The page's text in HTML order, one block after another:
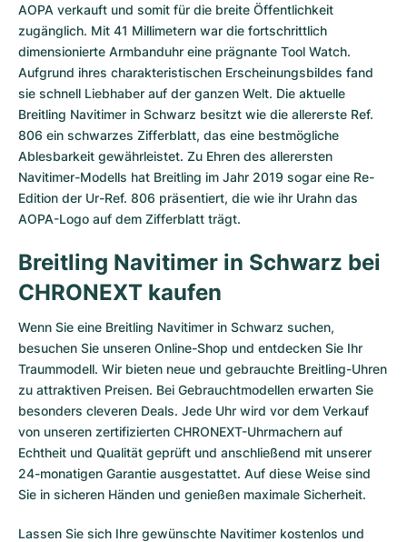
AOPA verkauft und somit für die breite Öffentlichkeit
zugänglich. Mit 41 Millimetern war die fortschrittlich
dimensionierte Armbanduhr eine prägnante Tool Watch.
Aufgrund ihres charakteristischen Erscheinungsbildes fand
sie schnell Liebhaber auf der ganzen Welt. Die aktuelle
Breitling Navitimer in Schwarz besitzt wie die allererste Ref.
806 ein schwarzes Zifferblatt, das eine bestmögliche
Ablesbarkeit gewährleistet. Zu Ehren des allerersten
Navitimer-Modells hat Breitling im Jahr 2019 sogar eine Re-
Edition der Ur-Ref. 806 präsentiert, die wie ihr Urahn das
AOPA-Logo auf dem Zifferblatt trägt.
Breitling Navitimer in Schwarz bei
CHRONEXT kaufen
Wenn Sie eine Breitling Navitimer in Schwarz suchen,
besuchen Sie unseren Online-Shop und entdecken Sie Ihr
Traummodell. Wir bieten neue und gebrauchte Breitling-Uhren
zu attraktiven Preisen. Bei Gebrauchtmodellen erwarten Sie
besonders cleveren Deals. Jede Uhr wird vor dem Verkauf
von unseren zertifizierten CHRONEXT-Uhrmachern auf
Echtheit und Qualität geprüft und anschließend mit unserer
24-monatigen Garantie ausgestattet. Auf diese Weise sind
Sie in sicheren Händen und genießen maximale Sicherheit.
Lassen Sie sich Ihre gewünschte Navitimer kostenlos und